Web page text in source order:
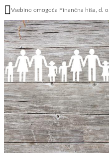
Vsebino omogoča Finančna hiša, d. o.